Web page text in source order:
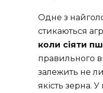
Одне з
стикаються
коли сіяти
правильного
залежить не
якість зерна.